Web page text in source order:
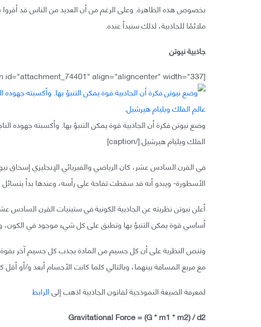
بخصوص هذه الظاهرة. وعلى الرغم من أن العديد من الناس قد أقروا
ملائمًا للجاذبية، لذلك سنبدأ عنده.
جاذبية نيوتن
[caption id="attachment_74401" align="aligncenter" width="337"]
وضع نيوتن فكرة أن الجاذبية قوة يمكن التنبؤ بها. وأكسبته جهوده
الفلك ويليام هيرشيل.[/caption]
في القرن السادس عشر، كان الرياضي والفيزيائي الإنجليزي إسحاق
الأسطورة- ويبدو أنه قد سقطت تفاحة على رأسه، وعندها بدأ
أعلن نيوتن نظريته عن الجاذبية الكونية في ستينيات القرن
أساسي قوة يمكن التنبؤ بها وتطبق على كل شيء موجود في الكون،
وتنص النظرية على أن كل جسيم من المادة يجذب كل جسيم آخر
مع مربع المسافة بينهما، وبالتالي كلما كانت الأجسام أبعد و/أو أقل
لمعرفة الصيغة النموذجية لقانون الجاذبية اذهب إلىالرابط
Gravitational Force = (G * m1 * m2) / d2